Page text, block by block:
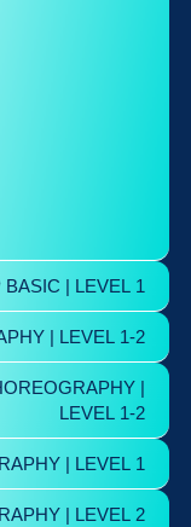
BASIC | LEVEL 1
| LEVEL 1-2
|
LEVEL 1-2
| LEVEL 1
| LEVEL 2